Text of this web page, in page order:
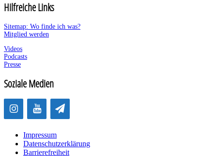
Hilfreiche Links
Sitemap: Wo finde ich was?
Mitglied werden
Videos
Podcasts
Presse
Soziale Medien
Impressum
Datenschutzerklärung
Barrierefreiheit